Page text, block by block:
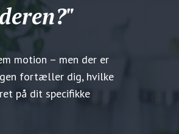
motion – men der er
fortæller dig, hvilke
på dit specifikke